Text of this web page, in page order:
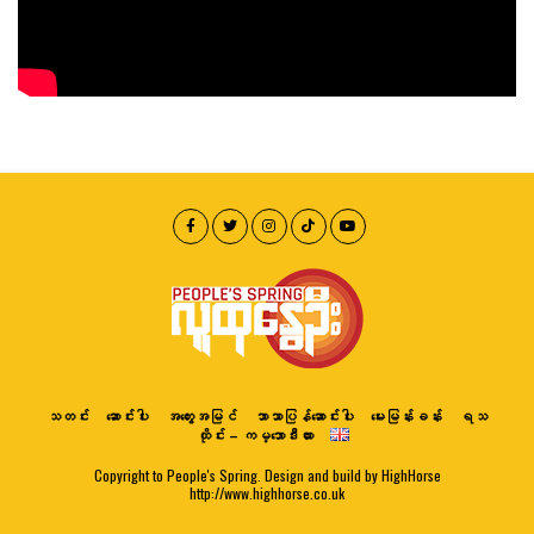
သတင်း ဆောင်းပါး အတွေးအမြင် ဘာသာပြန်ဆောင်းပါး မေးမြန်းခန်း
ရသ
ထိုင်း – ကမ္ဘောဒီးယား
Copyright to People's Spring. Design and build by HighHorse
http://www.highhorse.co.uk